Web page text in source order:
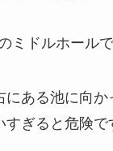
ミドルホールで
にある池に向
ぎると危険で